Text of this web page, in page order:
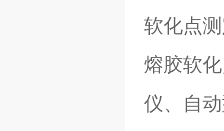
软化点
熔胶软
仪、自